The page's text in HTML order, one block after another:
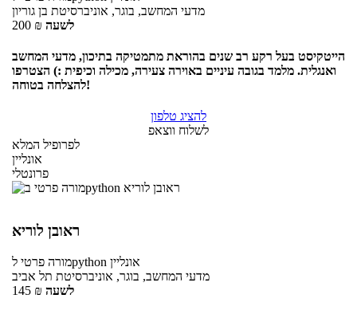
מדעי המחשב, בוגר, אוניברסיטת בן גוריון
200 ₪ לשעה
הייטקיסט בעל רקע רב שנים בהוראת מתמטיקה בתיכון, מדעי המחשב
ואנגלית. מלמד בגובה עיניים באוירה צעירה, מכילה וכיפית :) הצטרפו
להצלחה בטוחה!
להציג טלפון
לשלוח ווצאפ
לפרופיל המלא
אונליין
פרונטלי
ראובן לוריא
מורה פרטילpython אונליין
מדעי המחשב, בוגר, אוניברסיטת תל אביב
145 ₪ לשעה